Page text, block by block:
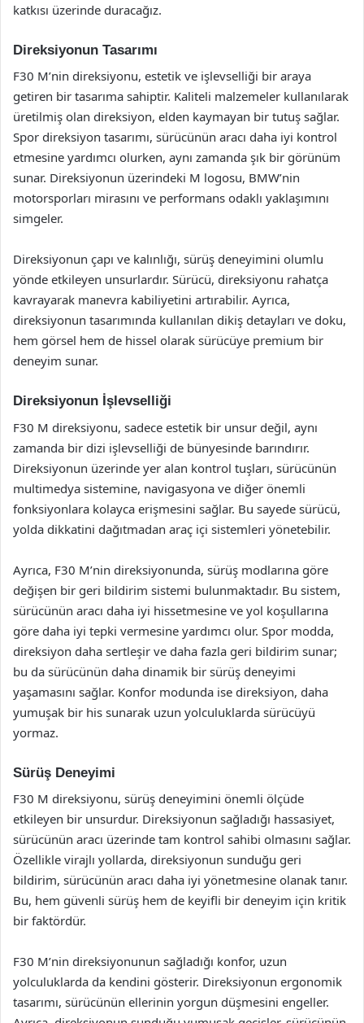
katkısı üzerinde duracağız.
Direksiyonun Tasarımı
F30 M’nin direksiyonu, estetik ve işlevselliği bir araya
getiren bir tasarıma sahiptir. Kaliteli malzemeler kullanılarak
üretilmiş olan direksiyon, elden kaymayan bir tutuş sağlar.
Spor direksiyon tasarımı, sürücünün aracı daha iyi kontrol
etmesine yardımcı olurken, aynı zamanda şık bir görünüm
sunar. Direksiyonun üzerindeki M logosu, BMW’nin
motorsporları mirasını ve performans odaklı yaklaşımını
simgeler.
Direksiyonun çapı ve kalınlığı, sürüş deneyimini olumlu
yönde etkileyen unsurlardır. Sürücü, direksiyonu rahatça
kavrayarak manevra kabiliyetini artırabilir. Ayrıca,
direksiyonun tasarımında kullanılan dikiş detayları ve doku,
hem görsel hem de hissel olarak sürücüye premium bir
deneyim sunar.
Direksiyonun İşlevselliği
F30 M direksiyonu, sadece estetik bir unsur değil, aynı
zamanda bir dizi işlevselliği de bünyesinde barındırır.
Direksiyonun üzerinde yer alan kontrol tuşları, sürücünün
multimedya sistemine, navigasyona ve diğer önemli
fonksiyonlara kolayca erişmesini sağlar. Bu sayede sürücü,
yolda dikkatini dağıtmadan araç içi sistemleri yönetebilir.
Ayrıca, F30 M’nin direksiyonunda, sürüş modlarına göre
değişen bir geri bildirim sistemi bulunmaktadır. Bu sistem,
sürücünün aracı daha iyi hissetmesine ve yol koşullarına
göre daha iyi tepki vermesine yardımcı olur. Spor modda,
direksiyon daha sertleşir ve daha fazla geri bildirim sunar;
bu da sürücünün daha dinamik bir sürüş deneyimi
yaşamasını sağlar. Konfor modunda ise direksiyon, daha
yumuşak bir his sunarak uzun yolculuklarda sürücüyü
yormaz.
Sürüş Deneyimi
F30 M direksiyonu, sürüş deneyimini önemli ölçüde
etkileyen bir unsurdur. Direksiyonun sağladığı hassasiyet,
sürücünün aracı üzerinde tam kontrol sahibi olmasını sağlar.
Özellikle virajlı yollarda, direksiyonun sunduğu geri
bildirim, sürücünün aracı daha iyi yönetmesine olanak tanır.
Bu, hem güvenli sürüş hem de keyifli bir deneyim için kritik
bir faktördür.
F30 M’nin direksiyonunun sağladığı konfor, uzun
yolculuklarda da kendini gösterir. Direksiyonun ergonomik
tasarımı, sürücünün ellerinin yorgun düşmesini engeller.